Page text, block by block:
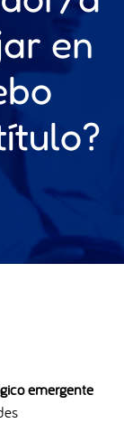
en
emergente